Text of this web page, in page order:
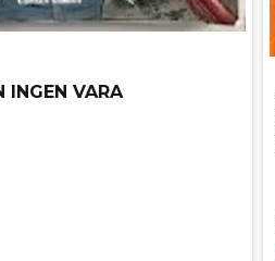
INGEN VARA